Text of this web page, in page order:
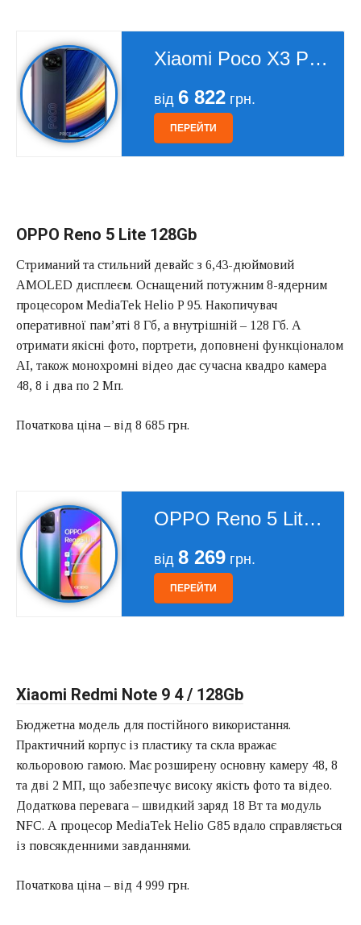
Xiaomi Poco X3 Pro 256Gb
від 6 822 грн.
ПЕРЕЙТИ
OPPO Reno 5 Lite 128Gb
Стриманий та стильний девайс з 6,43-дюймовий
AMOLED дисплеєм. Оснащений потужним 8-ядерним
процесором MediaTek Helio P 95. Накопичувач
оперативної пам’яті 8 Гб, а внутрішній – 128 Гб. А
отримати якісні фото, портрети, доповнені функціоналом
AI, також монохромні відео дає сучасна квадро камера
48, 8 і два по 2 Мп.
Початкова ціна – від 8 685 грн.
OPPO Reno 5 Lite 128Gb
від 8 269 грн.
ПЕРЕЙТИ
Xiaomi Redmi Note 9 4 / 128Gb
Бюджетна модель для постійного використання.
Практичний корпус із пластику та скла вражає
кольоровою гамою. Має розширену основну камеру 48, 8
та дві 2 МП, що забезпечує високу якість фото та відео.
Додаткова перевага – швидкий заряд 18 Вт та модуль
NFC. А процесор MediaTek Helio G85 вдало справляється
із повсякденними завданнями.
Початкова ціна – від 4 999 грн.